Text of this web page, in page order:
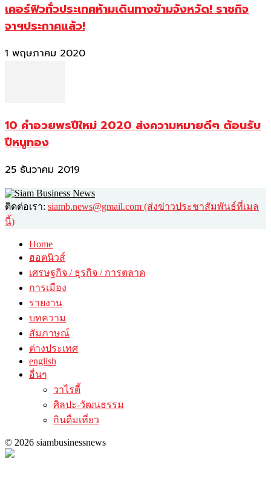
เคอร์ฟิวทั่วประเทศห้ามเดินทางข้ามจังหวัด! ราชกิจ
จาฯประกาศแล้ว!
1 พฤษภาคม 2020
10 คำอวยพรปีใหม่ 2020 ส่งความหมายดีๆ ต้อนรับ
ปีหนูทอง
25 ธันวาคม 2019
ติดต่อเรา: siamb.news@gmail.com (ส่งข่าวประชาสัมพันธ์ที่เมล
นี้)
Home
ฮอตนิวส์
เศรษฐกิจ / ธุรกิจ / การตลาด
การเมือง
รายงาน
บทความ
สัมภาษณ์
ต่างประเทศ
english
อื่นๆ
วาไรตี้
ศิลปะ-วัฒนธรรม
กินดื่มเที่ยว
© 2026 siambusinessnews